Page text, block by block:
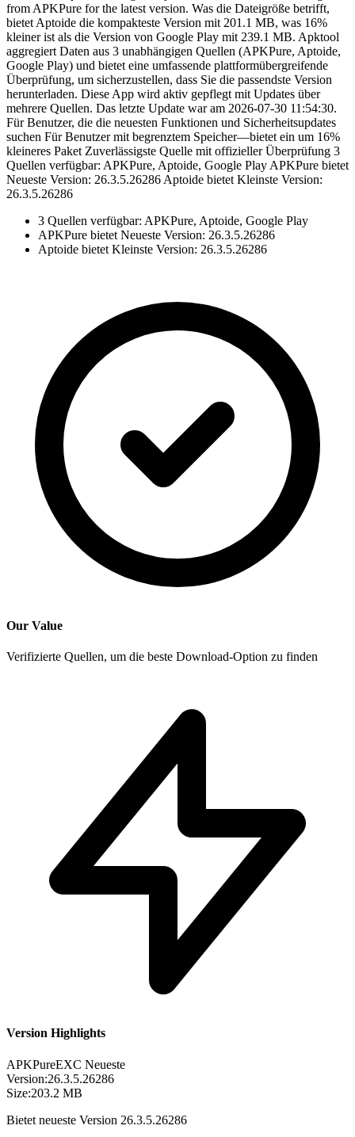
from APKPure for the latest version. Was die Dateigröße betrifft,
bietet Aptoide die kompakteste Version mit 201.1 MB, was 16%
kleiner ist als die Version von Google Play mit 239.1 MB. Apktool
aggregiert Daten aus 3 unabhängigen Quellen (APKPure, Aptoide,
Google Play) und bietet eine umfassende plattformübergreifende
Überprüfung, um sicherzustellen, dass Sie die passendste Version
herunterladen. Diese App wird aktiv gepflegt mit Updates über
mehrere Quellen. Das letzte Update war am 2026-07-30 11:54:30.
Für Benutzer, die die neuesten Funktionen und Sicherheitsupdates
suchen Für Benutzer mit begrenztem Speicher—bietet ein um 16%
kleineres Paket Zuverlässigste Quelle mit offizieller Überprüfung 3
Quellen verfügbar: APKPure, Aptoide, Google Play APKPure bietet
Neueste Version: 26.3.5.26286 Aptoide bietet Kleinste Version:
26.3.5.26286
3 Quellen verfügbar: APKPure, Aptoide, Google Play
APKPure bietet Neueste Version: 26.3.5.26286
Aptoide bietet Kleinste Version: 26.3.5.26286
Our Value
Verifizierte Quellen, um die beste Download-Option zu finden
Version Highlights
APKPureEXC Neueste
Version:26.3.5.26286
Size:203.2 MB
Bietet neueste Version 26.3.5.26286